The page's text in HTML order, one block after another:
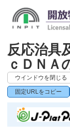
反応治具
ｃＤＮＡ
ウインドウを閉じる
固定URLをコピー